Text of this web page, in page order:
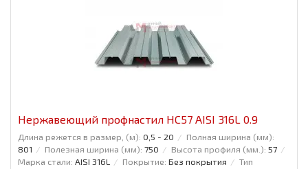
Нержавеющий профнастил НС57 AISI 316L 0.9
Длина режется в размер, (м): 0,5 - 20
Полная ширина (мм):
801
Полезная ширина (мм): 750 Высота профиля (мм.): 57
Марка стали: AISI 316L Покрытие: Без покрытия
Тип